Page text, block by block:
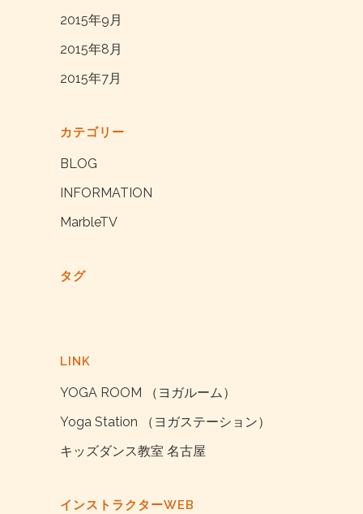
2015年9月
2015年8月
2015年7月
カテゴリー
BLOG
INFORMATION
MarbleTV
タグ
LINK
YOGA ROOM （ヨガルーム）
Yoga Station （ヨガステーション）
キッズダンス教室 名古屋
インストラクターWEB